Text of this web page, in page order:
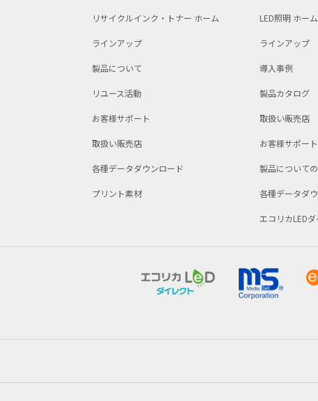
リサイクルインク・トナー ホーム
ラインアップ
製品について
リユース活動
お客様サポート
取扱い販売店
各種データダウンロード
プリント素材
LED照明 ホーム
ラインアップ
導入事例
製品カタログ
取扱い販売店
お客様サポート
製品について
各種データダ
エコリカLED